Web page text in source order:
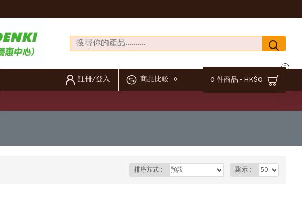
註冊/登入 商品比較 0 0 件商品 - HK$0
0
排序方式： 顯示：